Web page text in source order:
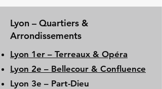
Lyon – Quartiers &
Arrondissements
Lyon 1er – Terreaux & Opéra
Lyon 2e – Bellecour & Confluence
Lyon 3e – Part-Dieu